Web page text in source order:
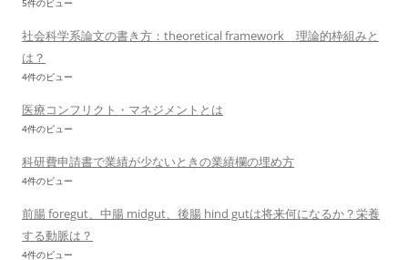
5件のビュー
社会科学系論文の書き方：theoretical framework 理論的枠組みと
は？
4件のビュー
医療コンフリクト・マネジメントとは
4件のビュー
科研費申請書で業績が少ないときの業績欄の埋め方
4件のビュー
前腸 foregut、中腸 midgut、後腸 hind gutは将来何になるか？栄養
する動脈は？
4件のビュー